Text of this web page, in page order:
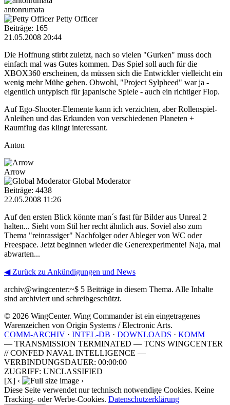
antonrumata
Petty Officer
Beiträge: 165
21.05.2008 20:44
Die Hoffnung stirbt zuletzt, nach so vielen "Gurken" muss doch
einfach mal was Gutes kommen. Das Spiel soll auch für die
XBOX360 erscheinen, da müssen sich die Entwickler vielleicht ein
wenig mehr Mühe geben. Obwohl, "Project Sylpheed" war ja -
eigentlich untypisch für japanische Spiele - auch ein richtiger Flop.
Auf Ego-Shooter-Elemente kann ich verzichten, aber Rollenspiel-
Anleihen und das Erkunden von verschiedenen Planeten +
Raumflug das klingt interessant.
Anton
Arrow
Global Moderator
Beiträge: 4438
22.05.2008 11:26
Auf den ersten Blick könnte man´s fast für Bilder aus Unreal 2
halten... Sieht vom Stil her recht ähnlich aus. Soviel also zum
Thema "reinrassiger" Nachfolger oder Ableger von WC oder
Freespace. Jetzt beginnen wieder die Generexperimente! Naja, mal
abwarten...
◀ Zurück zu Ankündigungen und News
archiv@wingcenter:~$ 5 Beiträge in diesem Thema. Alle Inhalte
sind archiviert und schreibgeschützt.
© 2026 WingCenter. Wing Commander ist ein eingetragenes
Warenzeichen von Origin Systems / Electronic Arts.
COMM-ARCHIV · INTEL-DB · DOWNLOADS · KOMM
— TRANSMISSION TERMINATED — TCNS WINGCENTER
// CONFED NAVAL INTELLIGENCE —
VERBINDUNGSDAUER: 00:00:00
ZUGRIFF: UNCLASSIFIED
[X] ‹
›
Diese Seite verwendet nur technisch notwendige Cookies. Keine
Tracking- oder Werbe-Cookies. Datenschutzerklärung